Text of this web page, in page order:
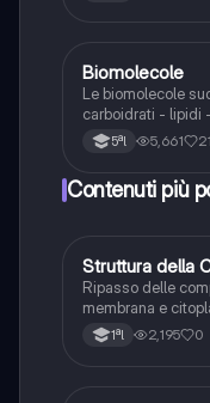
Scienze
Biomolecole
Le biomolecole
5ªl 5,661
Contenuti più
SScienze
Struttura della
Ripasso delle
membrana e
l'organizzazione
1ªl 2,195 0